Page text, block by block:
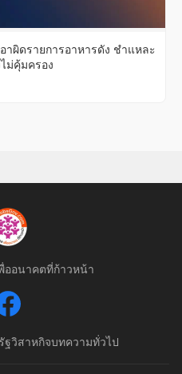
าผิดรายการอาหารดัง ชำแหละ
ม่คุ้มครอง
ออนาคตที่ก้าวหน้า
รัฐวิสาหกิจบทความทั่วไป